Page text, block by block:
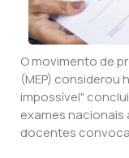
O movimento de
(MEP) considerou
impossível"
exames
docentes